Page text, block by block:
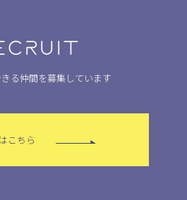
る仲間を募集しています
こちら